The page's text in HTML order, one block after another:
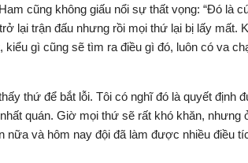
cũng không giấu nổi sự thất vọng: “Đó là
lại trận đấu nhưng rồi mọi thứ lại bị lấy mất.
kiểu gì cũng sẽ tìm ra điều gì đó, luôn có va
thứ để bắt lỗi. Tôi có nghĩ đó là quyết định
quán. Giờ mọi thứ sẽ rất khó khăn, nhưng
nữa và hôm nay đội đã làm được nhiều điều